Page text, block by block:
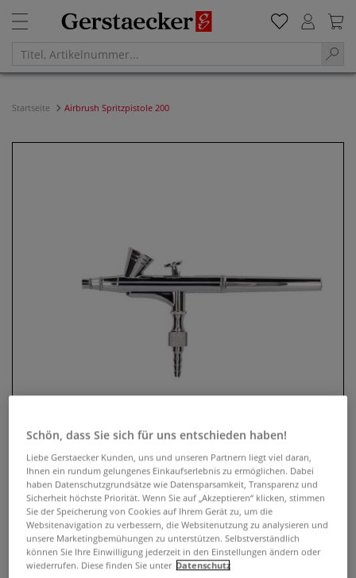
Startseite Airbrush Spritzpistole 200
Airbrush Spritzpistole 200
0 Bewertungen
Schön, dass Sie sich für uns entschieden haben!
Liebe Gerstaecker Kunden, uns und unseren Partnern liegt viel daran,
Ihnen ein rundum gelungenes Einkaufserlebnis zu ermöglichen. Dabei
haben Datenschutzgrundsätze wie Datensparsamkeit, Transparenz und
Sicherheit höchste Priorität. Wenn Sie auf „Akzeptieren“ klicken, stimmen
Sie der Speicherung von Cookies auf Ihrem Gerät zu, um die
Websitenavigation zu verbessern, die Websitenutzung zu analysieren und
unsere Marketingbemühungen zu unterstützen. Selbstverständlich
können Sie Ihre Einwilligung jederzeit in den Einstellungen ändern oder
wiederrufen. Diese finden Sie unter Datenschutz